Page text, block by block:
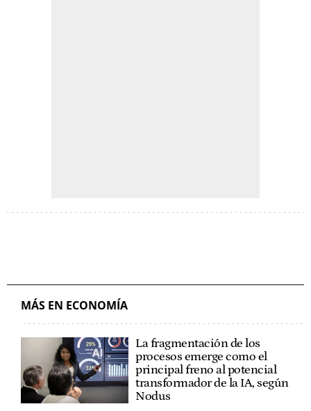
MÁS EN ECONOMÍA
La fragmentación de los
procesos emerge como el
principal freno al potencial
transformador de la IA, según
Nodus